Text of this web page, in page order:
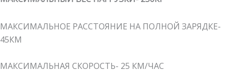
МАКСИМАЛЬНОЕ РАССТОЯНИЕ НА ПОЛНОЙ ЗАРЯДКЕ-
45КМ
МАКСИМАЛЬНАЯ СКОРОСТЬ- 25 КМ/ЧАС